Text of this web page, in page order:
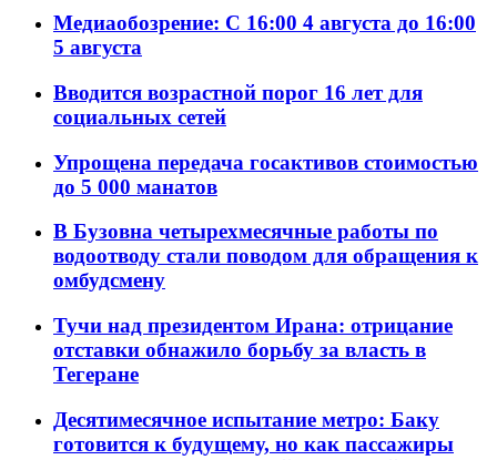
Медиаобозрение: С 16:00 4 августа до 16:00
5 августа
Вводится возрастной порог 16 лет для
социальных сетей
Упрощена передача госактивов стоимостью
до 5 000 манатов
В Бузовна четырехмесячные работы по
водоотводу стали поводом для обращения к
омбудсмену
Тучи над президентом Ирана: отрицание
отставки обнажило борьбу за власть в
Тегеране
Десятимесячное испытание метро: Баку
готовится к будущему, но как пассажиры